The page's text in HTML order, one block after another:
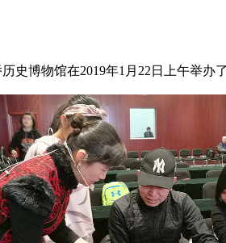
博物馆在2019年1月22日上午举办